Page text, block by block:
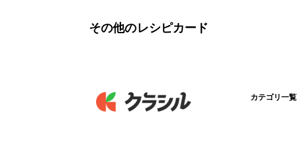
その他のレシピカード
カテゴリ一覧